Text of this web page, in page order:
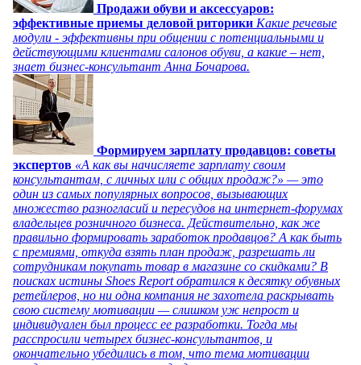
Продажи обуви и аксессуаров:
эффективные приемы деловой риторики Какие речевые
модули - эффективны при общении с потенциальными и
действующими клиентами салонов обуви, а какие – нет,
знает бизнес-консультант Анна Бочарова.
Формируем зарплату продавцов: советы
экспертов «А как вы начисляете зарплату своим
консультантам, с личных или с общих продаж?» — это
один из самых популярных вопросов, вызывающих
множество разногласий и пересудов на интернет-форумах
владельцев розничного бизнеса. Действительно, как же
правильно формировать заработок продавцов? А как быть
с премиями, откуда взять план продаж, разрешать ли
сотрудникам покупать товар в магазине со скидками? В
поисках истины Shoes Report обратился к десятку обувных
ретейлеров, но ни одна компания не захотела раскрывать
свою систему мотивации — слишком уж непрост и
индивидуален был процесс ее разработки. Тогда мы
расспросили четырех бизнес-консультантов, и
окончательно убедились в том, что тема мотивации